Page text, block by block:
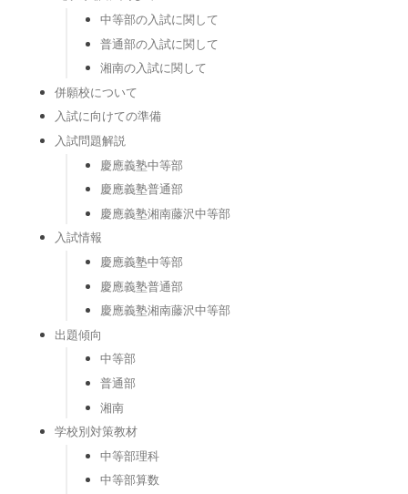
中等部の入試に関して
普通部の入試に関して
湘南の入試に関して
併願校について
入試に向けての準備
入試問題解説
慶應義塾中等部
慶應義塾普通部
慶應義塾湘南藤沢中等部
入試情報
慶應義塾中等部
慶應義塾普通部
慶應義塾湘南藤沢中等部
出題傾向
中等部
普通部
湘南
学校別対策教材
中等部理科
中等部算数